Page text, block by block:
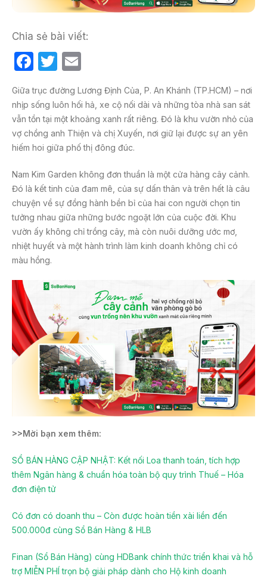
Chia sẻ bài viết:
F
c
e
b
o
o
k
T
itt
er
ail
Giữa trục đường Lương Định Của, P. An Khánh (TP.HCM) – nơi
nhịp sống luôn hối hả, xe cộ nối dài và những tòa nhà san sát
vẫn tồn tại một khoảng xanh rất riêng. Đó là khu vườn nhỏ của
vợ chồng anh Thiện và chị Xuyến, nơi giữ lại được sự an yên
hiếm hoi giữa phố thị đông đúc.
Nam Kim Garden không đơn thuần là một cửa hàng cây cảnh.
Đó là kết tinh của đam mê, của sự dấn thân và trên hết là câu
chuyện về sự đồng hành bền bỉ của hai con người chọn tin
tưởng nhau giữa những bước ngoặt lớn của cuộc đời. Khu
vườn ấy không chỉ trồng cây, mà còn nuôi dưỡng ước mơ,
nhiệt huyết và một hành trình làm kinh doanh không chỉ có
màu hồng.
>>Mời bạn xem thêm:
SỔ BÁN HÀNG CẬP NHẬT: Kết nối Loa thanh toán, tích hợp
thêm Ngân hàng & chuẩn hóa toàn bộ quy trình Thuế – Hóa
đơn điện tử
Có đơn có doanh thu – Còn được hoàn tiền xài liền đến
500.000đ cùng Sổ Bán Hàng & HLB
Finan (Sổ Bán Hàng) cùng HDBank chính thức triển khai và hỗ
trợ MIỄN PHÍ trọn bộ giải pháp dành cho Hộ kinh doanh